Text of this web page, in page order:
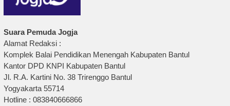
Suara Pemuda Jogja
Alamat Redaksi :
Komplek Balai Pendidikan Menengah Kabupaten Bantul
Kantor DPD KNPI Kabupaten Bantul
Jl. R.A. Kartini No. 38 Trirenggo Bantul
Yogyakarta 55714
Hotline : 083840666866